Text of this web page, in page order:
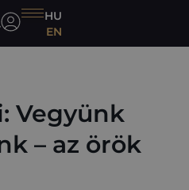
HU
EN
Vegyünk
– az örök